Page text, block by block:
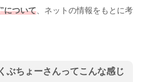
について、ネットの情報をもとに考
ぶちょーさんってこんな感じ